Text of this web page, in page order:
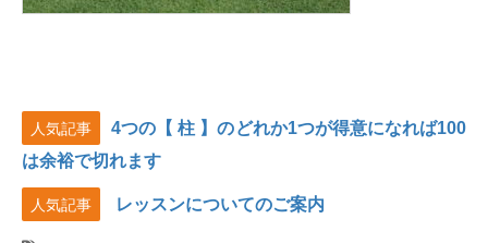
人気記事
4つの【 柱 】のどれか1つが得意になれば100
は余裕で切れます
人気記事 レッスンについてのご案内